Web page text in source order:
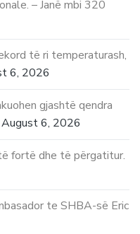
– Janë mbi 320
të ri temperaturash,
6, 2026
gjashtë qendra
August 6, 2026
fortë dhe të përgatitur.
te SHBA-së Eric